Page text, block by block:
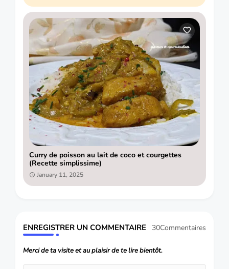
Curry de poisson au lait de coco et courgettes
(Recette simplissime)
January 11, 2025
ENREGISTRER UN COMMENTAIRE 30Commentaires
Merci de ta visite et au plaisir de te lire bientôt.